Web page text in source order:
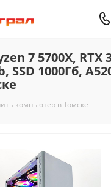
7 5700X, RTX
SSD 1000Гб,
компьютер в Томске